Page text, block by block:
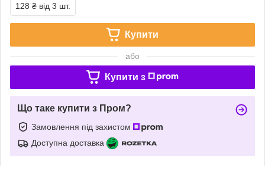
128 ₴ від 3 шт.
Купити
або
Купити з
Що таке купити з Пром?
Замовлення під захистом
Доступна доставка